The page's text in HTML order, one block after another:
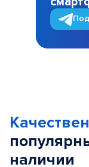
наличии